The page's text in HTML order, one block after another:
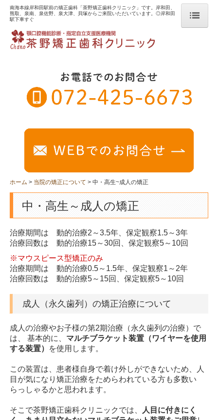
ホーム
中・高生~成人の矯正
不正咬合の種類
治療の流れ
治療料金について
医院のご案内
リンク集
お問い合わせ
南海本線岸和田駅前の矯正歯科「茶野矯正歯科クリニック」です。岸和田、
熊取、泉南、泉佐野、泉大津、貝塚からご来院いただいています。◎岸和田
駅下車すぐ
ホーム 当院の矯正について 中・高生~成人の矯正
中・高生～成人の矯正
治療期間は 動的治療2～3.5年、保定観察1.5～3年
治療回数は 動的治療15～30回、保定観察5～10回
※マウスピース型矯正のみ
治療期間は 動的治療0.5～1.5年、保定観察1～2年
治療回数は 動的治療5～15回、保定観察5～10回
成人（永久歯列）の矯正治療について
成人の治療やお子様の第2期治療（永久歯列の治療）で
は、 基本的に、 マルチブラケット装置（ワイヤーを使用
する装置）
を使用します。
この装置は、患者様自身で着け外しができないため、人
目が気になり矯正治療をためらわれている方も多数い
らっしゃるかと思われます。
そこで茶野矯正歯科クリニックでは、
人目に付きにく